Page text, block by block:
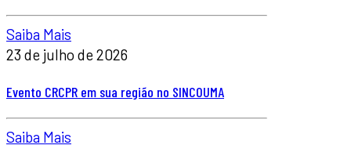
Saiba Mais
23 de julho de 2026
Evento CRCPR em sua região no SINCOUMA
Saiba Mais